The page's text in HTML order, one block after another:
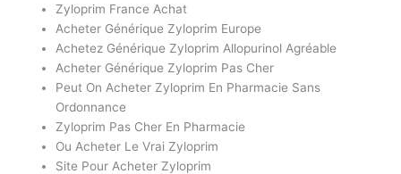
Zyloprim France Achat
Acheter Générique Zyloprim Europe
Achetez Générique Zyloprim Allopurinol Agréable
Acheter Générique Zyloprim Pas Cher
Peut On Acheter Zyloprim En Pharmacie Sans
Ordonnance
Zyloprim Pas Cher En Pharmacie
Ou Acheter Le Vrai Zyloprim
Site Pour Acheter Zyloprim